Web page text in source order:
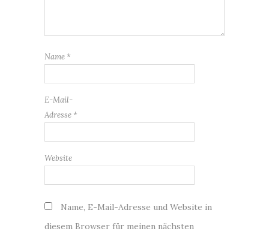
Name *
E-Mail-
Adresse *
Website
Name, E-Mail-Adresse und Website in
diesem Browser für meinen nächsten